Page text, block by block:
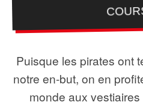
Puisque les pirates ont
notre en-but, on en
monde aux